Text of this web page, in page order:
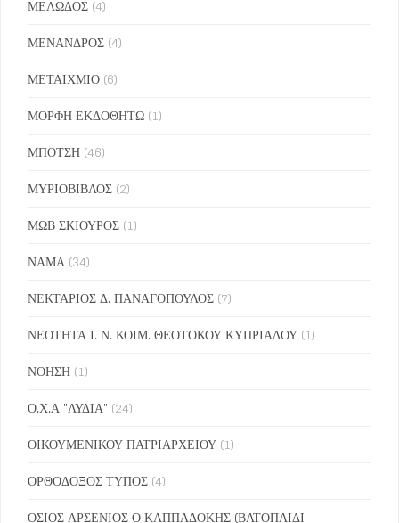
ΜΕΛΩΔΟΣ (4)
ΜΕΝΑΝΔΡΟΣ (4)
ΜΕΤΑΙΧΜΙΟ (6)
ΜΟΡΦΗ ΕΚΔΟΘΗΤΩ (1)
ΜΠΟΤΣΗ (46)
ΜΥΡΙΟΒΙΒΛΟΣ (2)
ΜΩΒ ΣΚΙΟΥΡΟΣ (1)
ΝΑΜΑ (34)
ΝΕΚΤΑΡΙΟΣ Δ. ΠΑΝΑΓΟΠΟΥΛΟΣ (7)
ΝΕΟΤΗΤΑ Ι. Ν. ΚΟΙΜ. ΘΕΟΤΟΚΟΥ ΚΥΠΡΙΑΔΟΥ (1)
ΝΟΗΣΗ (1)
Ο.Χ.Α "ΛΥΔΙΑ" (24)
ΟΙΚΟΥΜΕΝΙΚΟΥ ΠΑΤΡΙΑΡΧΕΙΟΥ (1)
ΟΡΘΟΔΟΞΟΣ ΤΥΠΟΣ (4)
ΟΣΙΟΣ ΑΡΣΕΝΙΟΣ Ο ΚΑΠΠΑΔΟΚΗΣ (ΒΑΤΟΠΑΙΔΙ